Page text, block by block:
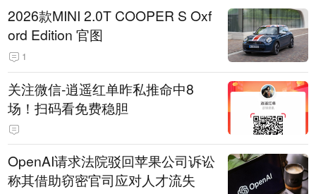
2026款MINI 2.0T COOPER S Oxf
ord Edition 官图
1
关注微信-逍遥红单昨私推命中8
场！扫码看免费稳胆
OpenAI请求法院驳回苹果公司诉讼
称其借助窃密官司应对人才流失